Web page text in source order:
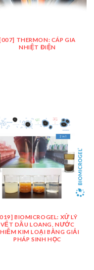
[007] THERMON: CÁP GIA
NHIỆT ĐIỆN
BIOMICROGEL: XỬ LÝ
VẾT DẦU LOANG, NƯỚC
KIM LOẠI BẰNG GIẢI
PHÁP SINH HỌC